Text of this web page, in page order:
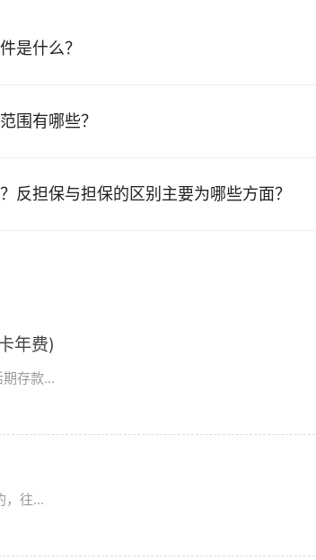
是什么？
围有哪些？
反担保与担保的区别主要为哪些方面？
年费)
存款...
，往...